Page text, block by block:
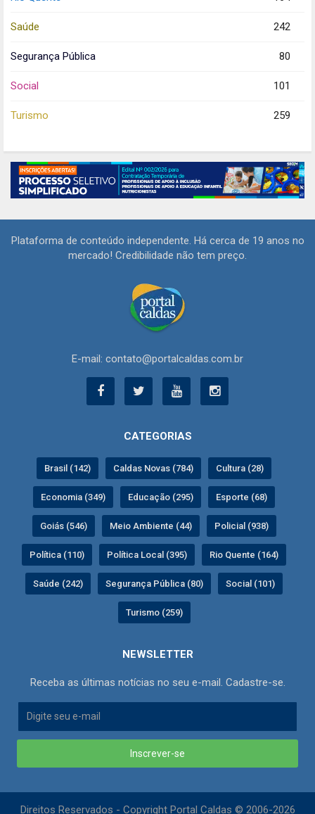
Saúde 242
Segurança Pública 80
Social 101
Turismo 259
Plataforma de conteúdo independente. Há cerca de 19 anos no
mercado! Credibilidade não tem preço.
E-mail: contato@portalcaldas.com.br
CATEGORIAS
Brasil (142) Caldas Novas (784) Cultura (28)
Economia (349) Educação (295) Esporte (68)
Goiás (546) Meio Ambiente (44) Policial (938)
Política (110) Política Local (395) Rio Quente (164)
Saúde (242) Segurança Pública (80) Social (101)
Turismo (259)
NEWSLETTER
Receba as últimas notícias no seu e-mail. Cadastre-se.
Inscrever-se
Direitos Reservados - Copyright Portal Caldas © 2006-2026